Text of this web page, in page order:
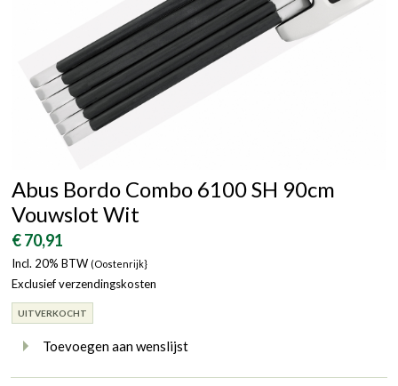
Abus Bordo Combo 6100 SH 90cm
Vouwslot Wit
€ 70,91
Incl. 20% BTW (Oostenrijk}
Exclusief verzendingskosten
UITVERKOCHT
Toevoegen aan wenslijst